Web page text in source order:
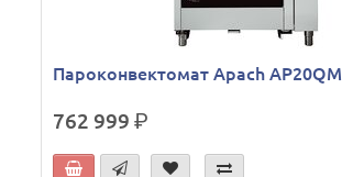
Пароконвектомат Apach AP20QM
762 999р.